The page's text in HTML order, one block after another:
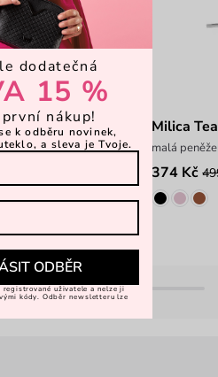
patent
Milica
malá
374 Kč
dodatečná
15 %
nákup!
k odběru novinek,
a sleva je Tvoje.
ODBĚR
registrované uživatele a nelze ji
kódy. Odběr newsletteru lze